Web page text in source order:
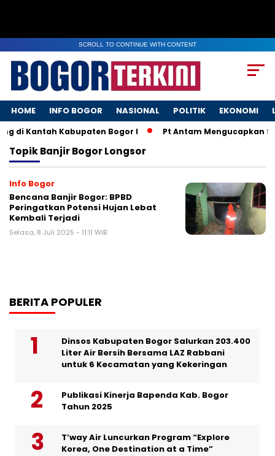
SCROLL TO CONTINUE WITH CONTENT
HOME INFO BOGOR NASIONAL POLITIK EKONOMI
di Kantah Kabupaten Bogor I Pt Antam Mengucapkan
TopikBanjir Bogor Longsor
Info Bogor
Bencana Banjir Bogor: BPBD
Peringatkan Potensi Hujan Lebat
Kembali Terjadi
Selasa, 8 Juli 2025 - 11:11 WIB
BERITA POPULER
Dinsos Kabupaten Bogor Salurkan 203.400
Liter Air Bersih Bersama LAZ Rabbani
untuk 6 Kecamatan yang Kekeringan
Publikasi Kinerja Bapenda Kab. Bogor
Tahun 2025
T’way Air Luncurkan Program “Explore
Korea, One Destination at a Time”